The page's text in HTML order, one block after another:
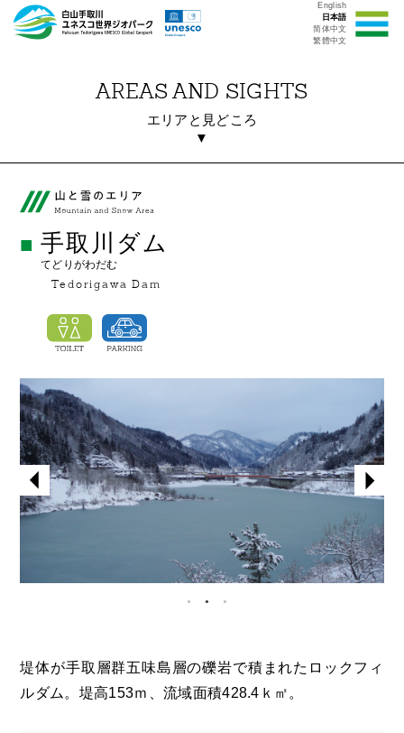
English
日本語
简体中文
繁體中文
AREAS AND SIGHTS
エリアと見どころ
▼
手取川ダム
てどりがわだむ
Tedorigawa Dam
堤体が手取層群五味島層の礫岩で積まれたロックフィ
ルダム。堤高153ｍ、流域面積428.4ｋ㎡。